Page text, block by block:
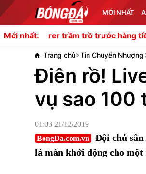
MỚI NHẤT
Mới nhất:trồ trước hàng tiền vệ của Arteta
Trang chủ Tin Chuyển Nhượng
Điên rồ!
vụ sao 100
01:03 21/12/2019
BongDa.com.vn
Đội chủ
là màn khởi động cho